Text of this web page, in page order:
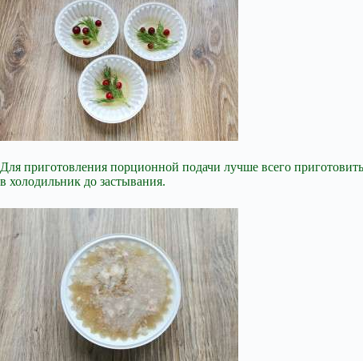
Для приготовления порционной подачи лучше всего
в холодильник до застывания.